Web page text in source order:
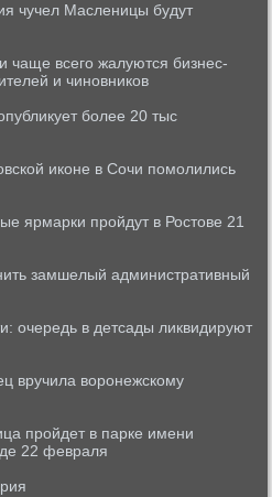
чучел Масленицы будут
чаще всего жалуются бизнес-
и чиновников
более 20 тыс
иконе в Сочи помолились
ярмарки пройдут в Ростове 21
замшелый административный
очередь в детсады ликвидируют
вручила воронежскому
пройдет в парке имени
22 февраля